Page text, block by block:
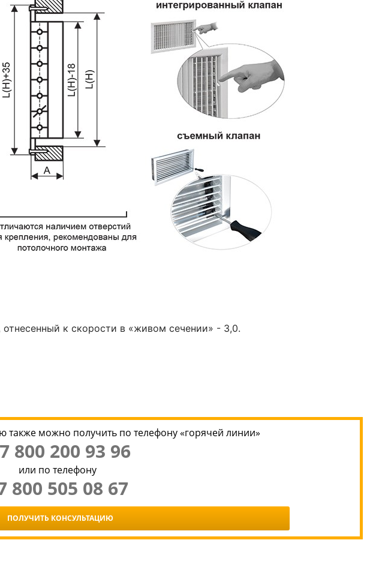
к скорости в «живом сечении» - 3,0.
можно получить по телефону «горячей линии»
800 200 93 96
или по телефону
800 505 08 67
ПОЛУЧИТЬ КОНСУЛЬТАЦИЮ